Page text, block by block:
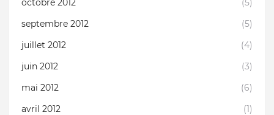
octobre 2012
(5)
septembre 2012
(5)
juillet 2012
(4)
juin 2012
(3)
mai 2012
(6)
avril 2012
(1)